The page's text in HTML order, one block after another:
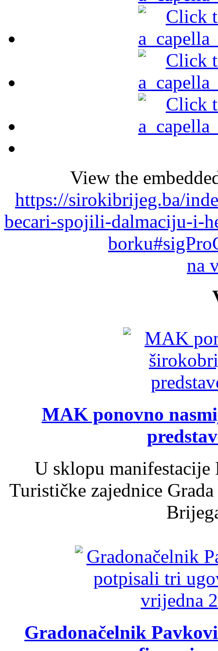
View the
https://sirokibrijeg.ba/
becari-spojili-dalmaciju-i-
na
MAK ponovno
U sklopu
Turističke zajednice
Gradonačelnik